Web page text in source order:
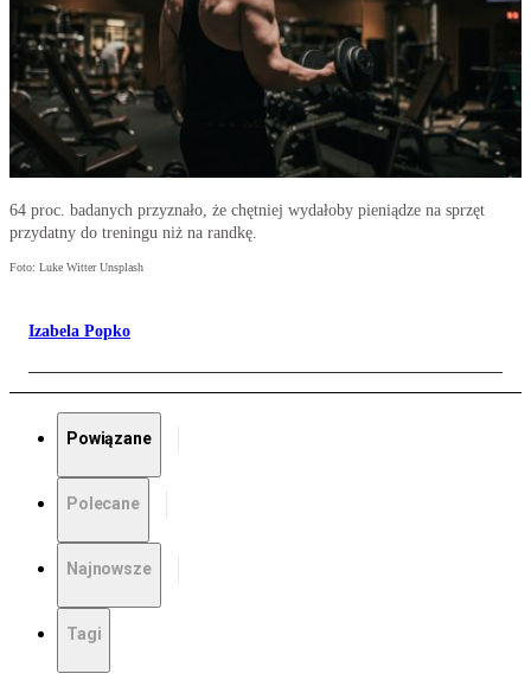
64 proc. badanych przyznało, że chętniej wydałoby pieniądze na sprzęt
przydatny do treningu niż na randkę.
Foto: Luke Witter Unsplash
Izabela Popko
Powiązane
Polecane
Najnowsze
Tagi